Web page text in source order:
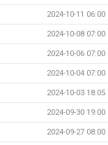
2024-10-11 06:00
2024-10-08 07:00
2024-10-06 07:00
2024-10-04 07:00
2024-10-03 18:05
2024-09-30 19:00
2024-09-27 08:00